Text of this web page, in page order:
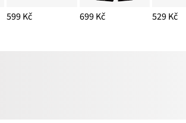
599 Kč 699 Kč 529 Kč